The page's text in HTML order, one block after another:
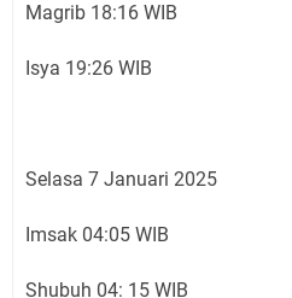
Magrib 18:16 WIB
Isya 19:26 WIB
Selasa 7 Januari 2025
Imsak 04:05 WIB
Shubuh 04: 15 WIB